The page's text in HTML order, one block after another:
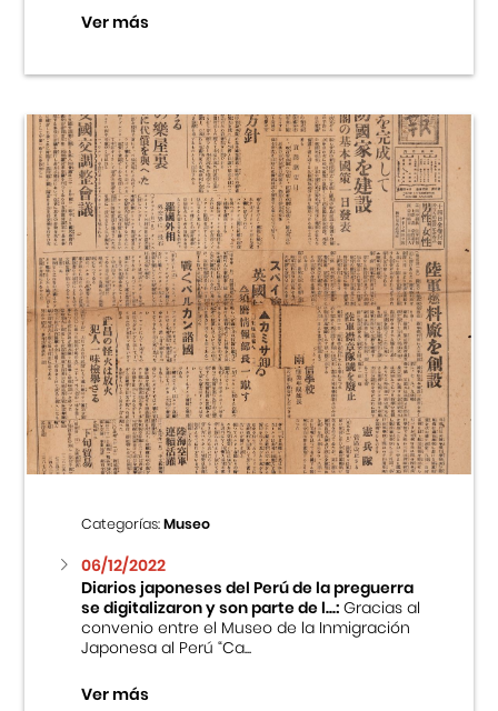
Ver más
Categorías:Museo
06/12/2022
Diarios japoneses del Perú de la preguerra
se digitalizaron y son parte de l...:Gracias al
convenio entre el Museo de la Inmigración
Japonesa al Perú “Ca...
Ver más